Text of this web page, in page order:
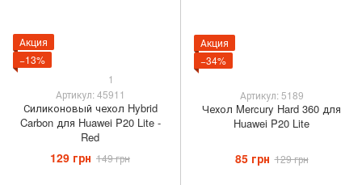
Акция
−13%
1
Артикул: 45911
Силиконовый чехол Hybrid
Carbon для Huawei P20 Lite -
Red
129 грн 149 грн
Акция
−34%
Артикул: 5189
Чехол Mercury Hard 360 для
Huawei P20 Lite
85 грн 129 грн